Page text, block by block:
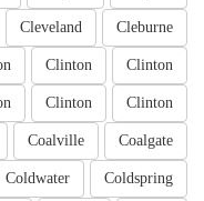
Cleburne
Cleveland
Clinton
Clinton
Clinton
Clinton
Coalgate
Coalville
Coldspring
Coldwater